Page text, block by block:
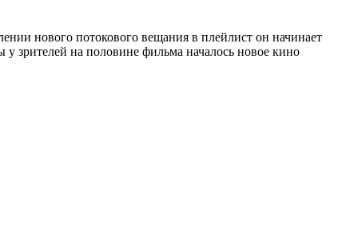
нового потокового вещания в плейлист он начинает
у зрителей на половине фильма началось новое кино